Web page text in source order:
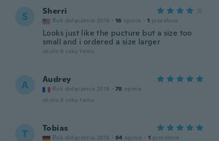
S Sherri
Rok dołączenia 2016 · 16 opinie · 1 przesłane
Looks just like the pucture but a size too
small and i ordered a size larger
około 6 roku temu
A Audrey
Rok dołączenia 2018 · 78 opinie
około 6 roku temu
T Tobias
Rok dołączenia 2018 · 64 opinie · 1 przesłane